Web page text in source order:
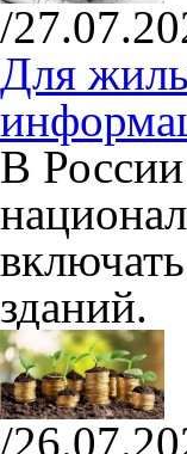
/
Для
В
зданий.
/